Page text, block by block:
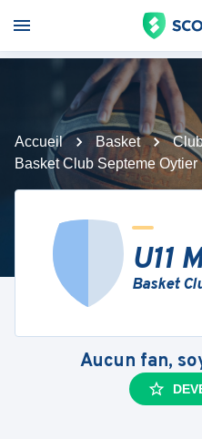
Accueil Basket
Basket Club Septeme Oytier
U11
Basket
Aucun fan,